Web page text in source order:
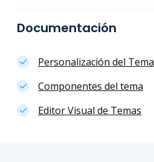
Documentación
Personalización del Tema
Componentes del tema
Editor Visual de Temas